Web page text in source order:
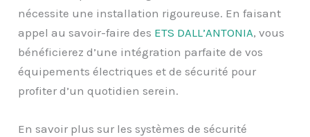
nécessite une installation rigoureuse. En faisant
appel au savoir-faire des ETS DALL’ANTONIA, vous
bénéficierez d’une intégration parfaite de vos
équipements électriques et de sécurité pour
profiter d’un quotidien serein.
En savoir plus sur les systèmes de sécurité